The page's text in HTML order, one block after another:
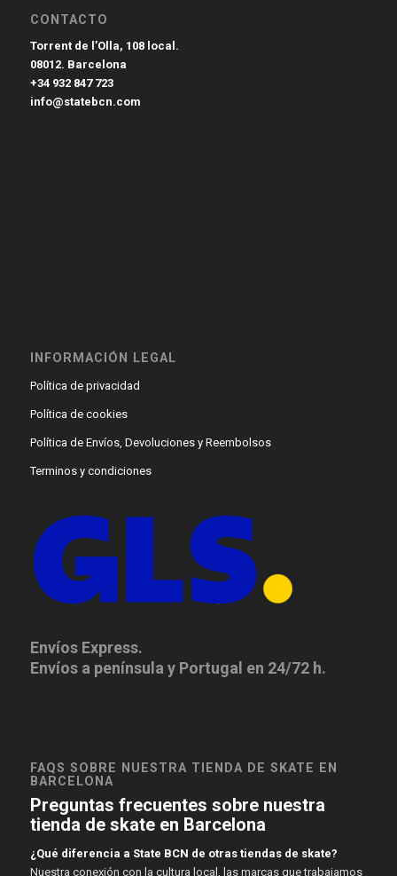
CONTACTO
Torrent de l’Olla, 108 local.
08012. Barcelona
+34 932 847 723
info@statebcn.com
INFORMACIÓN LEGAL
Política de privacidad
Política de cookies
Política de Envíos, Devoluciones y Reembolsos
Terminos y condiciones
Envíos Express.
Envíos a península y Portugal en 24/72 h.
FAQS SOBRE NUESTRA TIENDA DE SKATE EN
BARCELONA
Preguntas frecuentes sobre nuestra
tienda de skate en Barcelona
¿Qué diferencia a State BCN de otras tiendas de skate?
Nuestra conexión con la cultura local, las marcas que trabajamos